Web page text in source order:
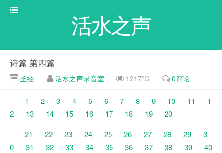
活水之声
诗篇 第四篇
圣经 活水之声录音室 1217℃ 0评论
1 2 3 4 5 6 7 8 9 10 11
1
2
13 14 15 16 17 18 19
20
21
22 23 24 25 26 27 28 29
3
0
31 32 33 34 35 36 37 38 39
40